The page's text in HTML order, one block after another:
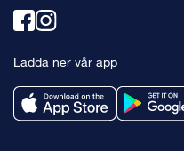
Länk
facebook
Länk
instagram
Ladda ner vår app